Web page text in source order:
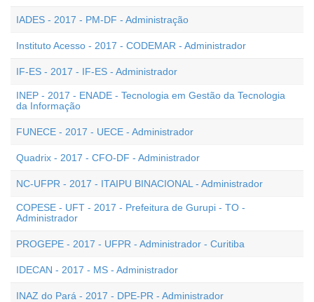
IADES - 2017 - PM-DF - Administração
Instituto Acesso - 2017 - CODEMAR - Administrador
IF-ES - 2017 - IF-ES - Administrador
INEP - 2017 - ENADE - Tecnologia em Gestão da Tecnologia
da Informação
FUNECE - 2017 - UECE - Administrador
Quadrix - 2017 - CFO-DF - Administrador
NC-UFPR - 2017 - ITAIPU BINACIONAL - Administrador
COPESE - UFT - 2017 - Prefeitura de Gurupi - TO -
Administrador
PROGEPE - 2017 - UFPR - Administrador - Curitiba
IDECAN - 2017 - MS - Administrador
INAZ do Pará - 2017 - DPE-PR - Administrador